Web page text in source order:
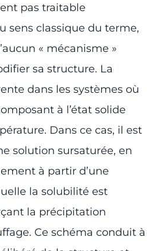
pas traitable
sens classique du terme,
« mécanisme »
sa structure. La
dans les systèmes où
à l’état solide
Dans ce cas, il est
solution sursaturée, en
à partir d’une
la solubilité est
la précipitation
Ce schéma conduit à